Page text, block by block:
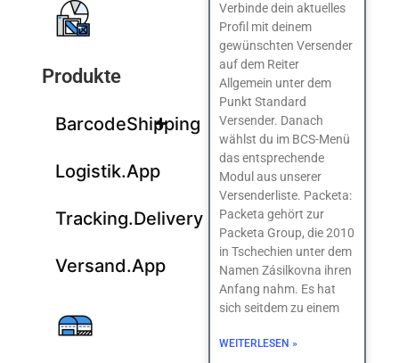
Produkte
BarcodeShipping
Logistik.App
Tracking.Delivery
Versand.App
Verbinde dein aktuelles
Profil mit deinem
gewünschten Versender
auf dem Reiter
Allgemein unter dem
Punkt Standard
Versender. Danach
wählst du im BCS-Menü
das entsprechende
Modul aus unserer
Versenderliste. Packeta:
Packeta gehört zur
Packeta Group, die 2010
in Tschechien unter dem
Namen Zásilkovna ihren
Anfang nahm. Es hat
sich seitdem zu einem
WEITERLESEN »